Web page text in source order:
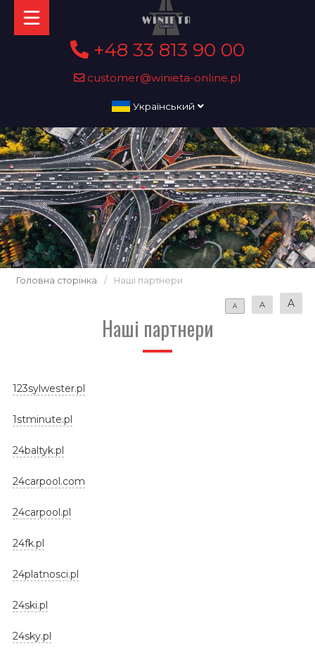
+48 33 813 90 00
customer@winieta-online.pl
Український
Головна сторінка / Наші партнери
A A A
Наші партнери
123sylwester.pl
1stminute.pl
24baltyk.pl
24carpool.com
24carpool.pl
24fk.pl
24platnosci.pl
24ski.pl
24sky.pl